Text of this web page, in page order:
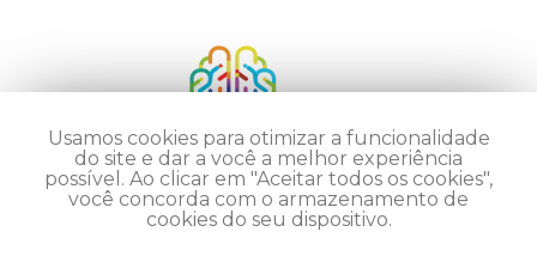
Usamos cookies para otimizar a funcionalidade
do site e dar a você a melhor experiência
possível. Ao clicar em "Aceitar todos os cookies",
você concorda com o armazenamento de
cookies do seu dispositivo.